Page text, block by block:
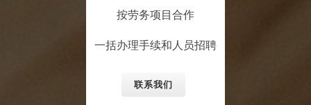
按劳务项目合作
一括办理手续和人员招聘
联系我们